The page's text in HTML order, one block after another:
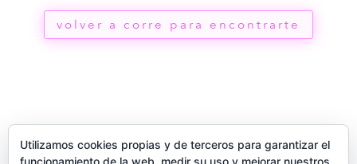
volver a corre para encontrarte
Utilizamos cookies propias y de terceros para garantizar el
funcionamiento de la web, medir su uso y mejorar nuestros